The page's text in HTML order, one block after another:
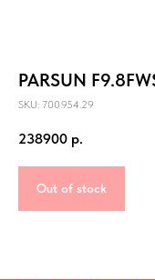
PARSUN
SKU: 700.954.29
238900 р.
Out of stock